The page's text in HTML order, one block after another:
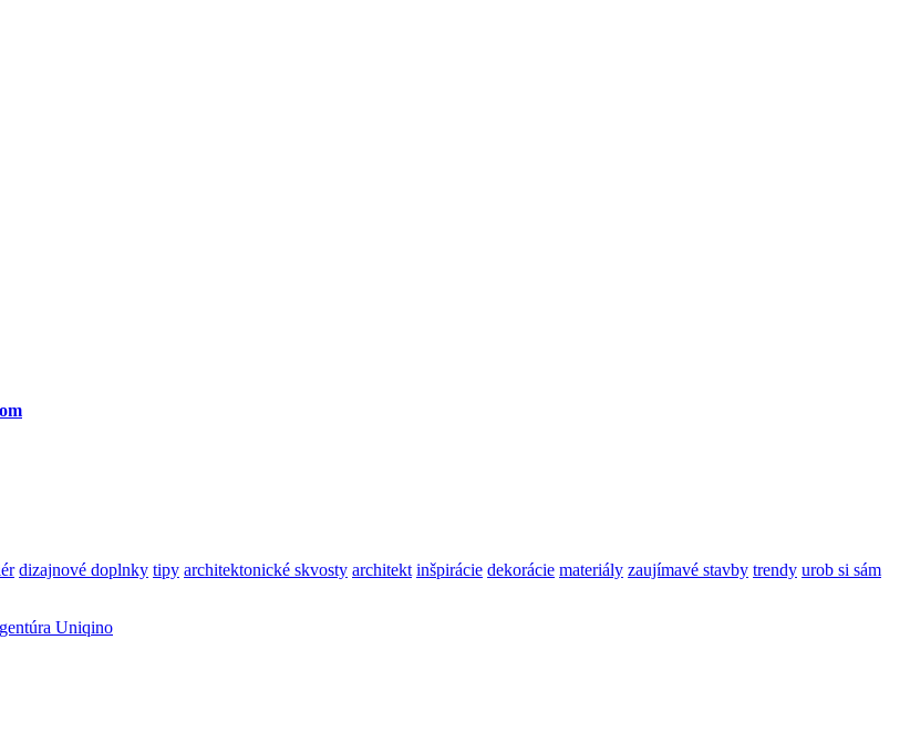
dizajnové doplnky tipy architektonické skvosty architekt inšpirácie dekorácie materiály zaujímavé stavby trendy urob si sám
Uniqino